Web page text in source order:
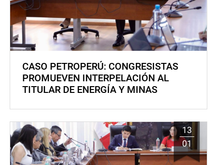
CASO PETROPERÚ: CONGRESISTAS
PROMUEVEN INTERPELACIÓN AL
TITULAR DE ENERGÍA Y MINAS
13
01